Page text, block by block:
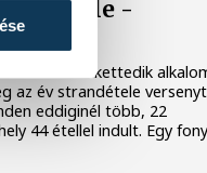
-
idén tizenkettedik
az év strandétele
eddiginél több, 22
44 étellel indult. Egy